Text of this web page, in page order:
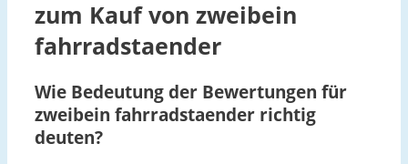
zum Kauf von zweibein
fahrradstaender
Wie Bedeutung der Bewertungen für
zweibein fahrradstaender richtig
deuten?